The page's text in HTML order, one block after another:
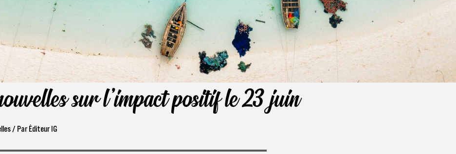
sur l'impact positif le 23 juin
/ Par Éditeur IG